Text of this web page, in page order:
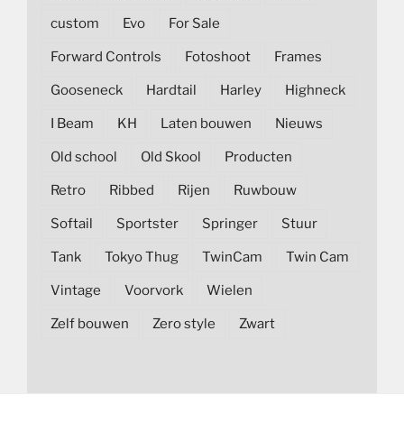
custom Evo For Sale
Forward Controls Fotoshoot Frames
Gooseneck Hardtail Harley Highneck
I Beam KH Laten bouwen Nieuws
Old school Old Skool Producten
Retro Ribbed Rijen Ruwbouw
Softail Sportster Springer Stuur
Tank Tokyo Thug TwinCam Twin Cam
Vintage Voorvork Wielen
Zelf bouwen Zero style Zwart